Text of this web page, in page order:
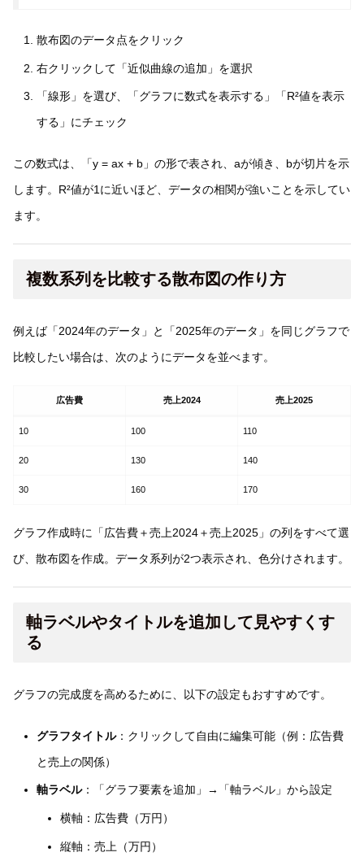
散布図のデータ点をクリック
右クリックして「近似曲線の追加」を選択
「線形」を選び、「グラフに数式を表示する」「R²値を表示
する」にチェック
この数式は、「y = ax + b」の形で表され、aが傾き、bが切片を示
します。R²値が1に近いほど、データの相関が強いことを示してい
ます。
複数系列を比較する散布図の作り方
例えば「2024年のデータ」と「2025年のデータ」を同じグラフで
比較したい場合は、次のようにデータを並べます。
広告費 売上2024 売上2025
10 100 110
20 130 140
30 160 170
グラフ作成時に「広告費＋売上2024＋売上2025」の列をすべて選
び、散布図を作成。データ系列が2つ表示され、色分けされます。
軸ラベルやタイトルを追加して見やすくす
る
グラフの完成度を高めるために、以下の設定もおすすめです。
グラフタイトル：クリックして自由に編集可能（例：広告費
と売上の関係）
軸ラベル：「グラフ要素を追加」→「軸ラベル」から設定
横軸：広告費（万円）
縦軸：売上（万円）